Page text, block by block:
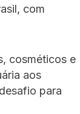
com
cosméticos e
aos
para